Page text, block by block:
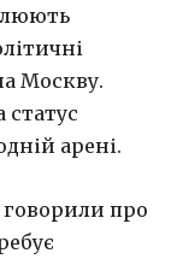
Москву.
арені.
говорили про